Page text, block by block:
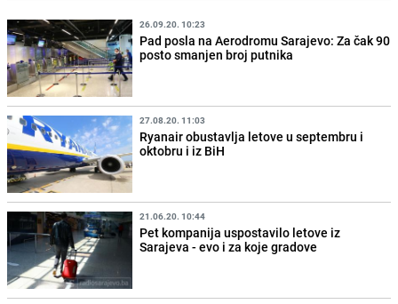
26.09.20. 10:23
Pad posla na Aerodromu Sarajevo: Za čak 90
posto smanjen broj putnika
27.08.20. 11:03
Ryanair obustavlja letove u septembru i
oktobru i iz BiH
21.06.20. 10:44
Pet kompanija uspostavilo letove iz
Sarajeva - evo i za koje gradove